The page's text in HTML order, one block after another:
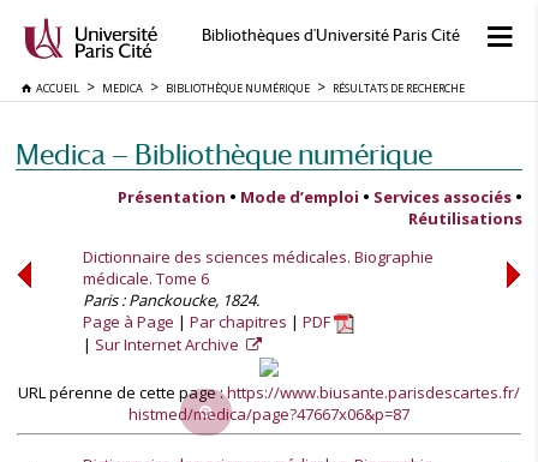
Bibliothèques d'Université Paris Cité
ACCUEIL MEDICA BIBLIOTHÈQUE NUMÉRIQUE RÉSULTATS DE RECHERCHE
Medica — Bibliothèque numérique
Présentation • Mode d’emploi • Services associés •
Réutilisations
Dictionnaire des sciences médicales. Biographie
médicale. Tome 6
Paris : Panckoucke, 1824.
Page à Page
Par chapitres
PDF
Sur Internet Archive
URL pérenne de cette page :https://www.biusante.parisdescartes.fr/
histmed/medica/page?47667x06&p=87